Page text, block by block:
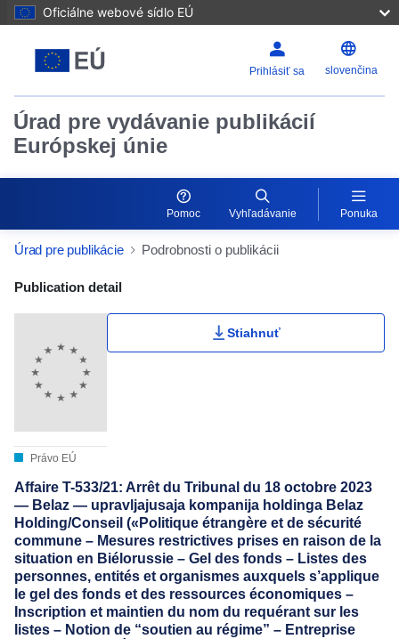
Oficiálne webové sídlo EÚ
Prihlásiť sa slovenčina
Úrad pre vydávanie publikácií
Európskej únie
Pomoc Vyhľadávanie Ponuka
Úrad pre publikácie Podrobnosti o publikácii
Publication Detail Actions Portlet
Publication detail
Právo EÚ
Stiahnuť
Affaire T-533/21: Arrêt du Tribunal du 18 octobre 2023
— Belaz — upravljajusaja kompanija holdinga Belaz
Holding/Conseil («Politique étrangère et de sécurité
commune – Mesures restrictives prises en raison de la
situation en Biélorussie – Gel des fonds – Listes des
personnes, entités et organismes auxquels s’applique
le gel des fonds et des ressources économiques –
Inscription et maintien du nom du requérant sur les
listes – Notion de “soutien au régime” – Entreprise